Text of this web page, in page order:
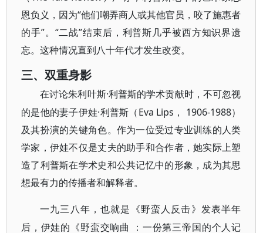
恩负义，因为“他们嘲弄商人或其他官员，咬了施惠者
的手”。“二战”结束后，利普斯几乎被西方知识界遗
忘。这种情况直到八十年代才发生改变。
三、双重身影
在讨论朱利叶斯·利普斯的学术贡献时，不可忽视
的是他的妻子伊娃·利普斯（Eva Lips， 1906-1988）
及其扮演的关键角色。作为一位受过专业训练的人类
学家，伊娃不仅是丈夫的助手和合作者，她实际上塑
造了利普斯在学术史和公共记忆中的形象，成为其思
想最有力的传播者和解释者。
一九三八年，也就是《野蛮人反击》发表半年
后，伊娃的《野蛮交响曲
：一份第三帝国的个人记